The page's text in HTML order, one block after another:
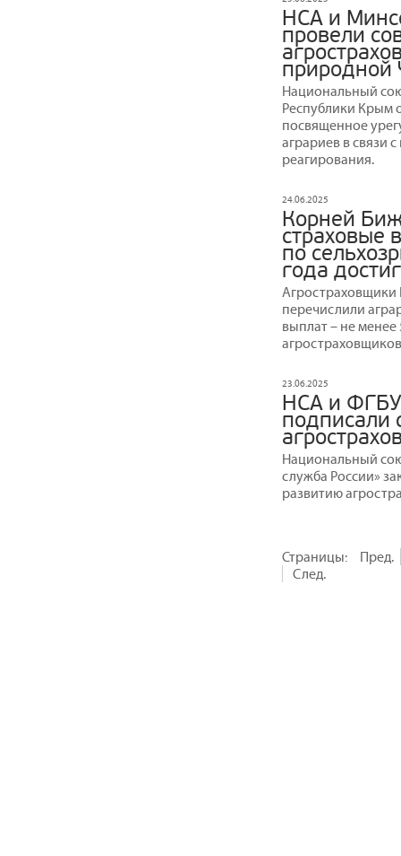
НСА и
провели
природной
Национальный
Республики Крым
посвященное
аграриев в связи
реагирования.
24.06.2025
Корней
страховые
по
года
Агростраховщики
перечислили
выплат – не
23.06.2025
НСА и ФГБУ
подписали
Национальный
служба России»
развитию
Страницы:
Пред.
След.